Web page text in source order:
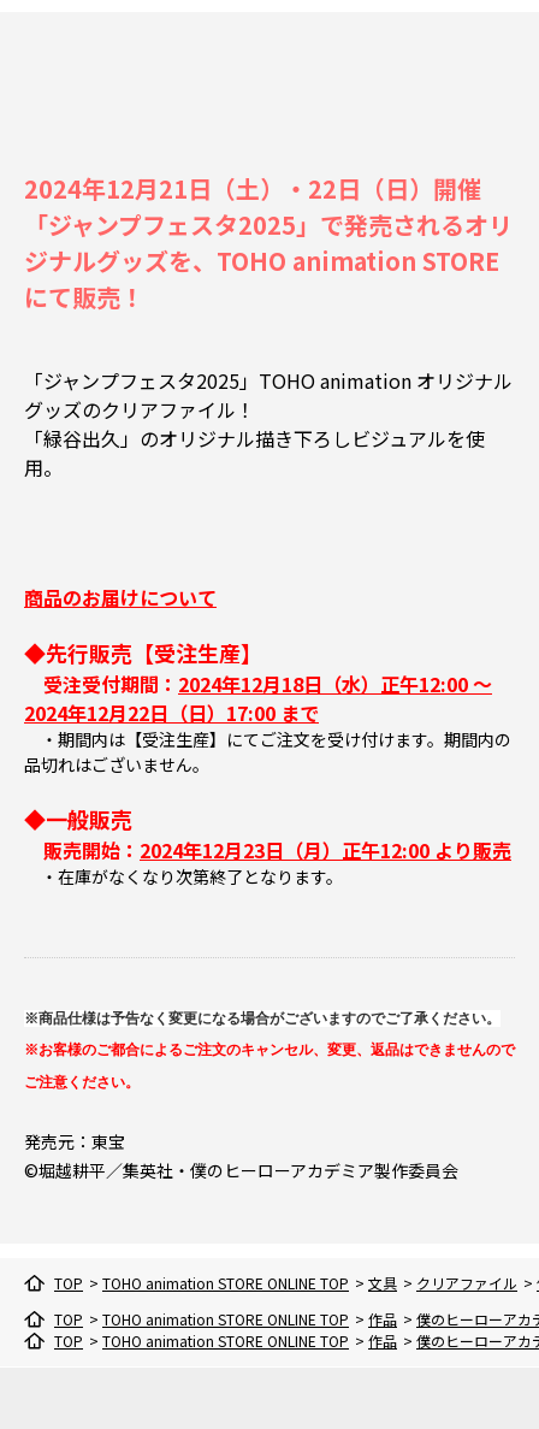
2024年12月21日（土）・22日（日）開催
「ジャンプフェスタ2025」で発売されるオリ
ジナルグッズを、TOHO animation STORE
にて販売！
「ジャンプフェスタ2025」TOHO animation オリジナル
グッズのクリアファイル！
「緑谷出久」のオリジナル描き下ろしビジュアルを使
用。
商品のお届けについて
◆先行販売【受注生産】
受注受付期間： 2024年12月18日（水）正午12:00 ～
2024年12月22日（日）17:00 まで
・期間内は【受注生産】にてご注文を受け付けます。期間内の
品切れはございません。
◆一般販売
販売開始： 2024年12月23日（月）正午12:00 より販売
・在庫がなくなり次第終了となります。
※商品仕様は予告なく変更になる場合がございますのでご了承ください。
※お客様のご都合によるご注文のキャンセル、変更、返品はできませんので
ご注意ください。
発売元：東宝
©堀越耕平／集英社・僕のヒーローアカデミア製作委員会
TOP > TOHO animation STORE ONLINE TOP > 文具 > クリアファイル >
TOP > TOHO animation STORE ONLINE TOP > 作品 > 僕のヒーローアカ
TOP > TOHO animation STORE ONLINE TOP > 作品 > 僕のヒーローアカ